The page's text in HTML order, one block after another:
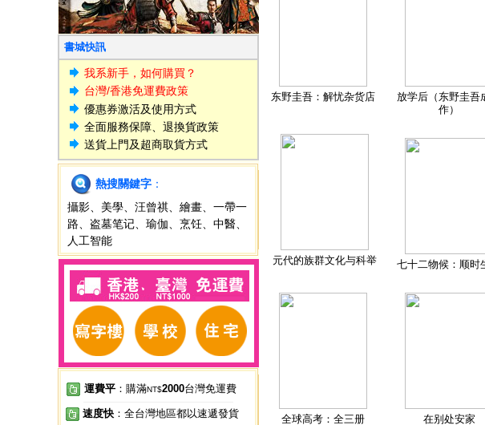
書城快訊
我系新手，如何購買？
台灣/香港免運費政策
優惠券激活及使用方式
全面服務保障、退換貨政策
送貨上門及超商取貨方式
熱搜關鍵字 ：
攝影
美學 汪曾祺 繪畫
一帶一
路
盗墓笔记 瑜伽 烹饪 中醫
人工智能
運費平 ：購滿NT$2000台灣免運費
速度快 ：全台灣地區都以速遞發貨
东野圭吾：解忧杂货店
放学后（东野圭吾
作）
元代的族群文化与科举 七十二物候：顺时
全球高考：全三册 在别处安家